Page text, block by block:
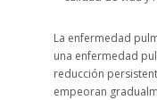
La enfermedad
una enfermedad
reducción
empeoran